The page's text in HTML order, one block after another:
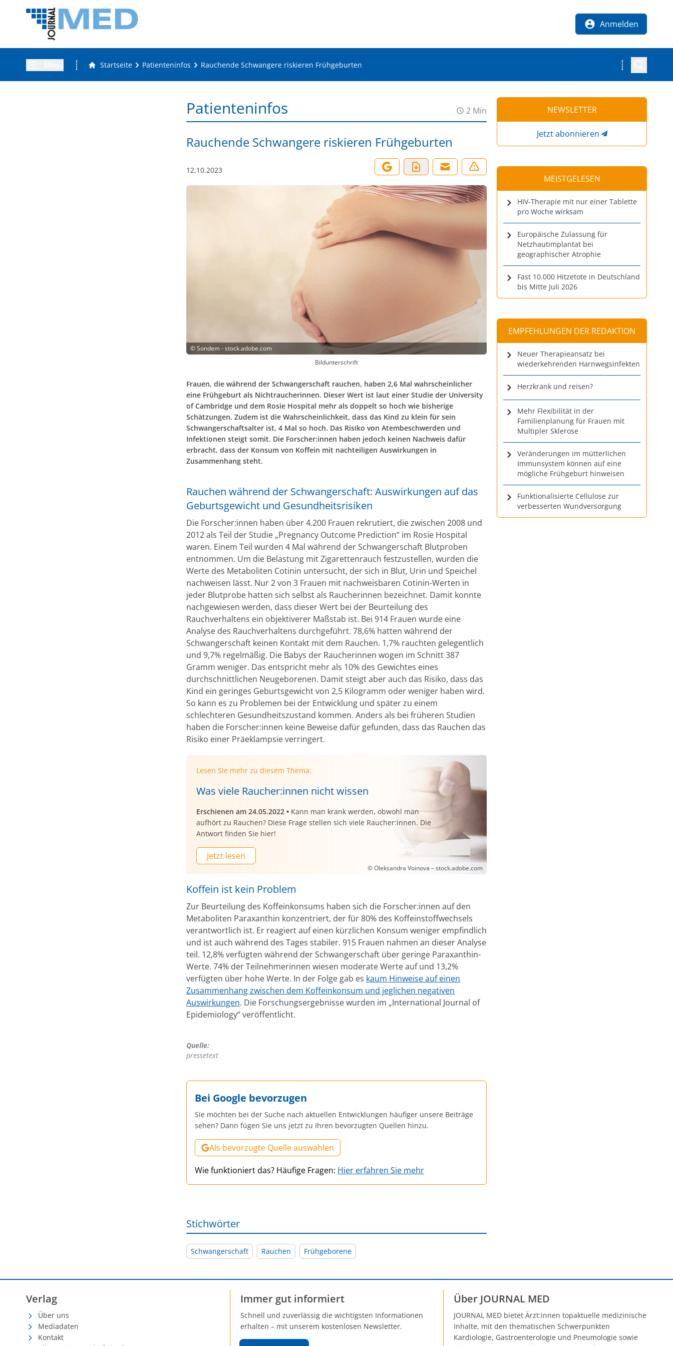
Anmelden
Startseite Patienteninfos Rauchende Schwangere riskieren Frühgeburten
Patienteninfos 2 Min
Rauchende Schwangere riskieren Frühgeburten
12.10.2023
©Sondem - stock.adobe.com
Bildunterschrift
Frauen, die während der Schwangerschaft rauchen, haben 2,6 Mal wahrscheinlicher
eine Frühgeburt als Nichtraucherinnen. Dieser Wert ist laut einer Studie der University
of Cambridge und dem Rosie Hospital mehr als doppelt so hoch wie bisherige
Schätzungen. Zudem ist die Wahrscheinlichkeit, dass das Kind zu klein für sein
Schwangerschaftsalter ist, 4 Mal so hoch. Das Risiko von Atembeschwerden und
Infektionen steigt somit. Die Forscher:innen haben jedoch keinen Nachweis dafür
erbracht, dass der Konsum von Koffein mit nachteiligen Auswirkungen in
Zusammenhang steht.
Rauchen während der Schwangerschaft: Auswirkungen auf das
Geburtsgewicht und Gesundheitsrisiken
Die Forscher:innen haben über 4.200 Frauen rekrutiert, die zwischen 2008 und
2012 als Teil der Studie „Pregnancy Outcome Prediction“ im Rosie Hospital
waren. Einem Teil wurden 4 Mal während der Schwangerschaft Blutproben
entnommen. Um die Belastung mit Zigarettenrauch festzustellen, wurden die
Werte des Metaboliten Cotinin untersucht, der sich in Blut, Urin und Speichel
nachweisen lässt. Nur 2 von 3 Frauen mit nachweisbaren Cotinin-Werten in
jeder Blutprobe hatten sich selbst als Raucherinnen bezeichnet. Damit konnte
nachgewiesen werden, dass dieser Wert bei der Beurteilung des
Rauchverhaltens ein objektiverer Maßstab ist. Bei 914 Frauen wurde eine
Analyse des Rauchverhaltens durchgeführt. 78,6% hatten während der
Schwangerschaft keinen Kontakt mit dem Rauchen. 1,7% rauchten gelegentlich
und 9,7% regelmäßig. Die Babys der Raucherinnen wogen im Schnitt 387
Gramm weniger. Das entspricht mehr als 10% des Gewichtes eines
durchschnittlichen Neugeborenen. Damit steigt aber auch das Risiko, dass das
Kind ein geringes Geburtsgewicht von 2,5 Kilogramm oder weniger haben wird.
So kann es zu Problemen bei der Entwicklung und später zu einem
schlechteren Gesundheitszustand kommen. Anders als bei früheren Studien
haben die Forscher:innen keine Beweise dafür gefunden, dass das Rauchen das
Risiko einer Präeklampsie verringert.
Lesen Sie mehr zu diesem Thema:
Was viele Raucher:innen nicht wissen
Erschienen am 24.05.2022 • Kann man krank werden, obwohl man
aufhört zu Rauchen? Diese Frage stellen sich viele Raucher:innen. Die
Antwort finden Sie hier!
Jetzt lesen
© Oleksandra Voinova – stock.adobe.com
Koffein ist kein Problem
Zur Beurteilung des Koffeinkonsums haben sich die Forscher:innen auf den
Metaboliten Paraxanthin konzentriert, der für 80% des Koffeinstoffwechsels
verantwortlich ist. Er reagiert auf einen kürzlichen Konsum weniger empfindlich
und ist auch während des Tages stabiler. 915 Frauen nahmen an dieser Analyse
teil. 12,8% verfügten während der Schwangerschaft über geringe Paraxanthin-
Werte. 74% der Teilnehmerinnen wiesen moderate Werte auf und 13,2%
verfügten über hohe Werte. In der Folge gab es kaum Hinweise auf einen
Zusammenhang zwischen dem Koffeinkonsum und jeglichen negativen
Auswirkungen. Die Forschungsergebnisse wurden im „International Journal of
Epidemiology“ veröffentlicht.
Quelle:
pressetext
Bei Google bevorzugen
Sie möchten bei der Suche nach aktuellen Entwicklungen häufiger unsere Beiträge
sehen? Dann fügen Sie uns jetzt zu Ihren bevorzugten Quellen hinzu.
Als bevorzugte Quelle auswählen
Wie funktioniert das? Häufige Fragen: Hier erfahren Sie mehr
Stichwörter
Schwangerschaft Rauchen Frühgeborene
NEWSLETTER
Jetzt abonnieren
MEISTGELESEN
HIV-Therapie mit nur einer Tablette
pro Woche wirksam
Europäische Zulassung für
Netzhautimplantat bei
geographischer Atrophie
Fast 10.000 Hitzetote in Deutschland
bis Mitte Juli 2026
EMPFEHLUNGEN DER REDAKTION
Neuer Therapieansatz bei
wiederkehrenden Harnwegsinfekten
Herzkrank und reisen?
Mehr Flexibilität in der
Familienplanung für Frauen mit
Multipler Sklerose
Veränderungen im mütterlichen
Immunsystem können auf eine
mögliche Frühgeburt hinweisen
Funktionalisierte Cellulose zur
verbesserten Wundversorgung
Verlag
Über uns
Mediadaten
Kontakt
Immer gut informiert
Schnell und zuverlässig die wichtigsten Informationen
erhalten – mit unserem kostenlosen Newsletter.
Über JOURNAL MED
JOURNAL MED bietet Ärzt:innen topaktuelle medizinische
Inhalte, mit den thematischen Schwerpunkten
Kardiologie, Gastroenterologie und Pneumologie sowie